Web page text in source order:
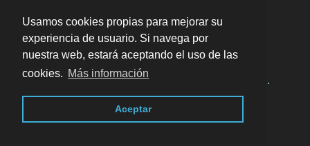
Usamos cookies propias para mejorar su
experiencia de usuario. Si navega por
nuestra web, estará aceptando el uso de las
cookies. Más información
Aceptar
Aviso legal ·
LSSI · Política de cookies · Política de